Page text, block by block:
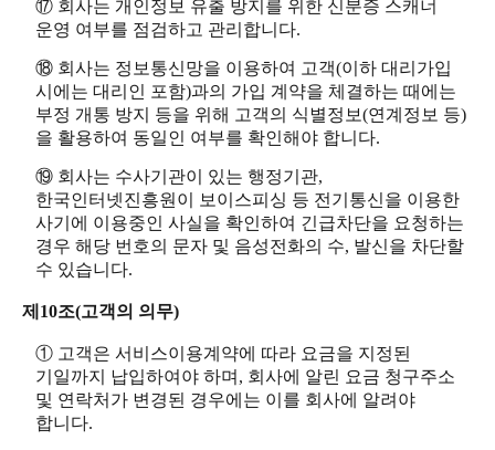
⑰ 회사는 개인정보 유출 방지를 위한 신분증 스캐너
운영 여부를 점검하고 관리합니다.
⑱ 회사는 정보통신망을 이용하여 고객(이하 대리가입
시에는 대리인 포함)과의 가입 계약을 체결하는 때에는
부정 개통 방지 등을 위해 고객의 식별정보(연계정보 등)
을 활용하여 동일인 여부를 확인해야 합니다.
⑲ 회사는 수사기관이 있는 행정기관,
한국인터넷진흥원이 보이스피싱 등 전기통신을 이용한
사기에 이용중인 사실을 확인하여 긴급차단을 요청하는
경우 해당 번호의 문자 및 음성전화의 수, 발신을 차단할
수 있습니다.
제10조(고객의 의무)
① 고객은 서비스이용계약에 따라 요금을 지정된
기일까지 납입하여야 하며, 회사에 알린 요금 청구주소
및 연락처가 변경된 경우에는 이를 회사에 알려야
합니다.